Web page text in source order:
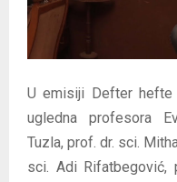
U
U emisiji Defter hefte
ugledna profesora
Tuzla, prof. dr. sci.
sci. Adi Rifatbegović,